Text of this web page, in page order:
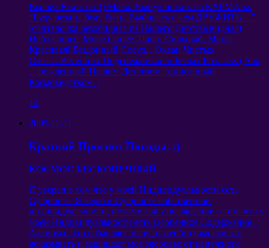
Вышел Ёжик из ТуМана. Вынул ножик из КАРМАна.
“Буду резать, буду бить, Выбирать с кем ДРУЖИТЬ…”
(считалочка безобидная из Нашего Детства видная)
Небо Синее, Море Синее. Папа- Сильный, Мама-
Красивая! Бездонный Сосуд…Океан Чистых
Слёз….Весенних Подснежников и Белых Роз…sss ( Shu
…рожденный Нашим Детством, записанный
Космоведством. )
14
2009-11-11
Краткий Прогноз Погоды. :)
КОСМОС БЕСКОНЕЧНЫЙ
Я уверен в том что у моей Индивидуальности есть
Сущность. Я верю в Сущность собственной
индивидуальности, потому как утверждение о том, что у
моей Индивидуальности есть Особенное Содержание –
Аксиома. Что избавляет меня от необходимости это
доказывать и защищает мое здоровье от ненужного